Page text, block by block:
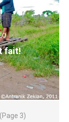
fait!
3)